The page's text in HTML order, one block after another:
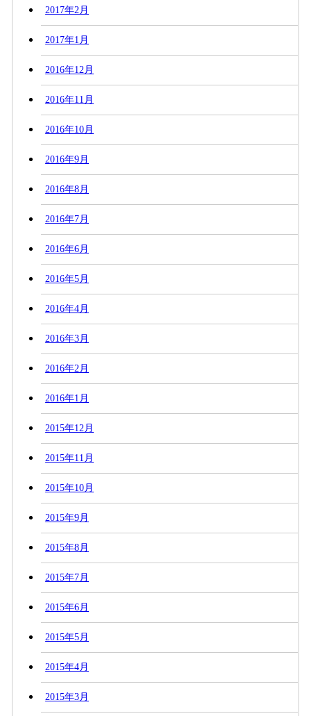
2017年2月
2017年1月
2016年12月
2016年11月
2016年10月
2016年9月
2016年8月
2016年7月
2016年6月
2016年5月
2016年4月
2016年3月
2016年2月
2016年1月
2015年12月
2015年11月
2015年10月
2015年9月
2015年8月
2015年7月
2015年6月
2015年5月
2015年4月
2015年3月